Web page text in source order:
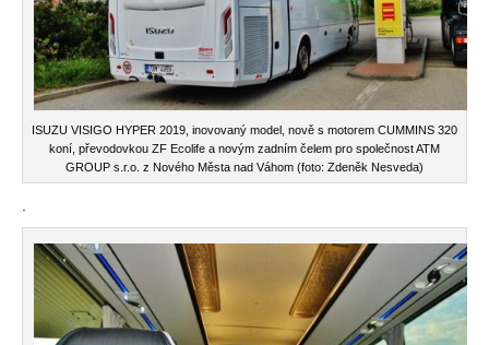
ISUZU VISIGO HYPER 2019, inovovaný model, nově s motorem CUMMINS 320
koní, převodovkou ZF Ecolife a novým zadním čelem pro společnost ATM
GROUP s.r.o. z Nového Města nad Váhom (foto: Zdeněk Nesveda)